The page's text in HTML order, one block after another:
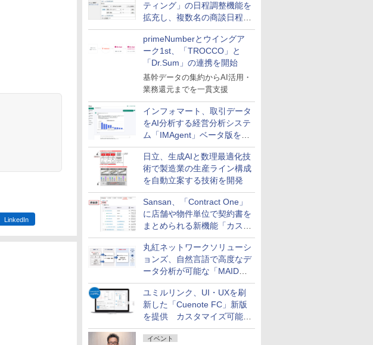
ティング」の日程調整機能を
拡充し、複数名の商談日程調
整を効率化
primeNumberとウイングア
ーク1st、「TROCCO」と
「Dr.Sum」の連携を開始
基幹データの集約からAI活用・
業務還元までを一貫支援
インフォマート、取引データ
をAI分析する経営分析システ
ム「IMAgent」ベータ版を提
供
日立、生成AIと数理最適化技
術で製造業の生産ライン構成
を自動立案する技術を開発
Sansan、「Contract One」
に店舗や物件単位で契約書を
まとめられる新機能「カスタ
ム契約ツリー」を追加
丸紅ネットワークソリューシ
ョンズ、自然言語で高度なデ
ータ分析が可能な「MAIDOA
AI ASSIST」を9月より提供
ユミルリンク、UI・UXを刷
新した「Cuenote FC」新版
を提供 カスタマイズ可能な
ダッシュボード画面を搭載
イベント
LinkedIn